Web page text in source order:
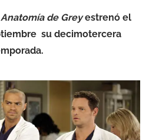
Anatomía de Greyestrenó el
su decimotercera